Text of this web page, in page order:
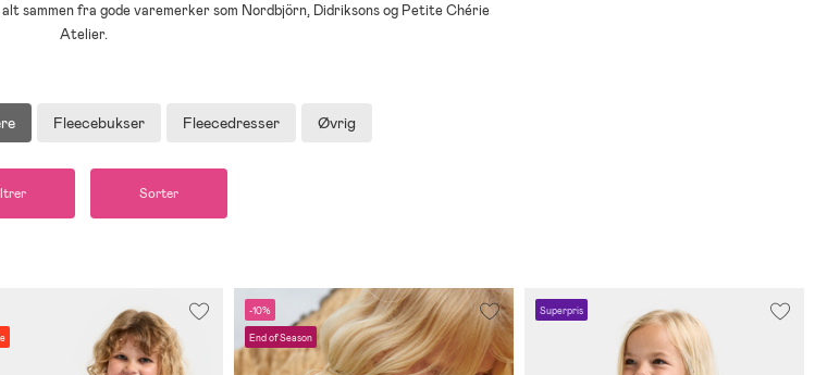
sammen fra gode varemerker som Nordbjörn, Didriksons og Petite Chérie
Atelier.
Fleecebukser Fleecedresser Øvrig
Sorter
-10%
End of Season
Superpris